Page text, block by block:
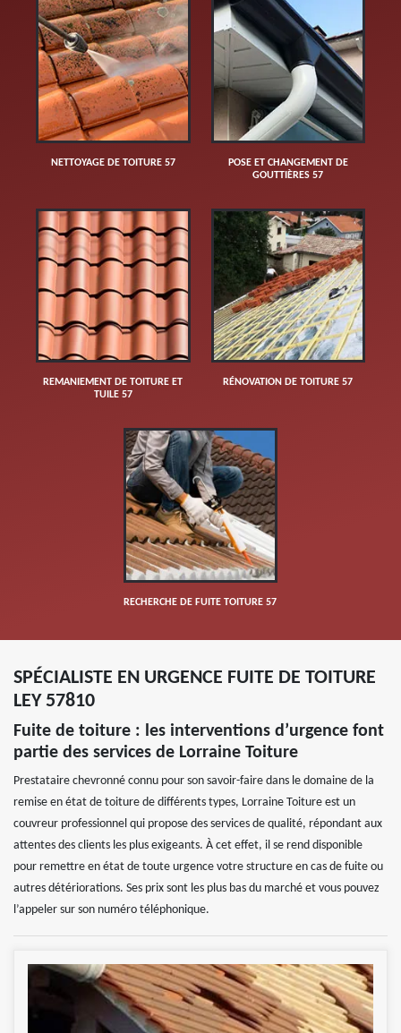
NETTOYAGE DE TOITURE 57
POSE ET CHANGEMENT DE
GOUTTIÈRES 57
REMANIEMENT DE TOITURE ET
TUILE 57
RÉNOVATION DE TOITURE 57
RECHERCHE DE FUITE TOITURE 57
SPÉCIALISTE EN URGENCE FUITE DE TOITURE
LEY 57810
Fuite de toiture : les interventions d’urgence font
partie des services de Lorraine Toiture
Prestataire chevronné connu pour son savoir-faire dans le domaine de la
remise en état de toiture de différents types, Lorraine Toiture est un
couvreur professionnel qui propose des services de qualité, répondant aux
attentes des clients les plus exigeants. À cet effet, il se rend disponible
pour remettre en état de toute urgence votre structure en cas de fuite ou
autres détériorations. Ses prix sont les plus bas du marché et vous pouvez
l’appeler sur son numéro téléphonique.